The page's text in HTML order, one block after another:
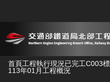
跳到主要內容
首頁工程執行現況已完工C003
113年01月工程概況